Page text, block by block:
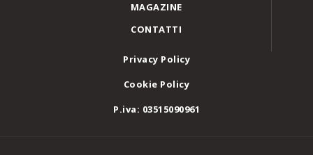
MAGAZINE
CONTATTI
Privacy Policy
Cookie Policy
P.iva: 03515090961